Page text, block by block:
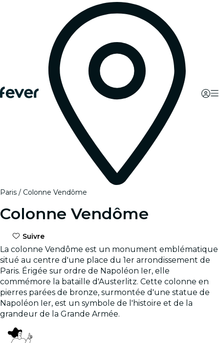
Paris Colonne Vendôme
Colonne Vendôme
Suivre
La colonne Vendôme est un monument emblématique
situé au centre d'une place du 1er arrondissement de
Paris. Érigée sur ordre de Napoléon Ier, elle
commémore la bataille d'Austerlitz. Cette colonne en
pierres parées de bronze, surmontée d'une statue de
Napoléon Ier, est un symbole de l'histoire et de la
grandeur de la Grande Armée.